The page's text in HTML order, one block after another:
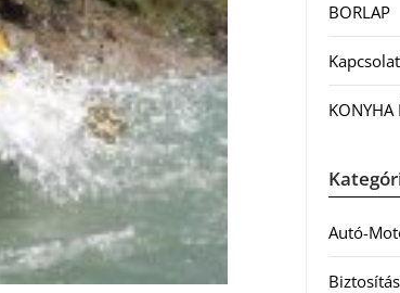
BORLAP
Kapcsolat
KONYHA
Autó-
Biztosítás